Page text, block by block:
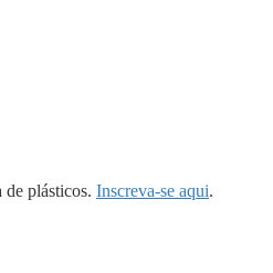
plásticos. Inscreva-se aqui.